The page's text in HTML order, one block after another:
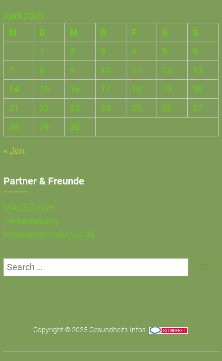
April 2025
M
D M D F S
S
1
2 3 4 5
6
7
8 9 10 11 12
13
14
15 16 17 18 19
20
21
22 23 24 25 26
27
28
29 30
« Jan.
Partner & Freunde
MAuS GmbH
Texterstellung
kreisrunder Haarausfall
Copyright © 2025 Gesundheits-Infos .